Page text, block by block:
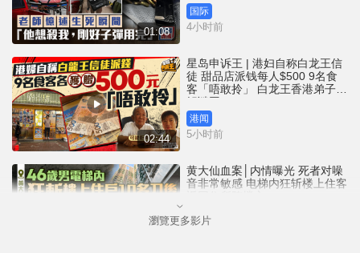
01:08
国际
4小时前
02:44
星岛申诉王 | 港妇自称白龙王信
徒 甜品店派钱每人$500 9名食
客「唔敢拎」 白龙王香港弟子亲
解谜团
港闻
5小时前
黄大仙血案│内情曝光 死者对噪
音非常敏感 电梯内狂斩楼上住客
港闻
瀏覽更多影片